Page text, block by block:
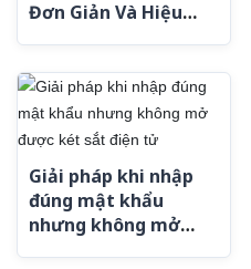
Đơn Giản Và Hiệu
Giải pháp khi nhập
đúng mật khẩu
nhưng không mở